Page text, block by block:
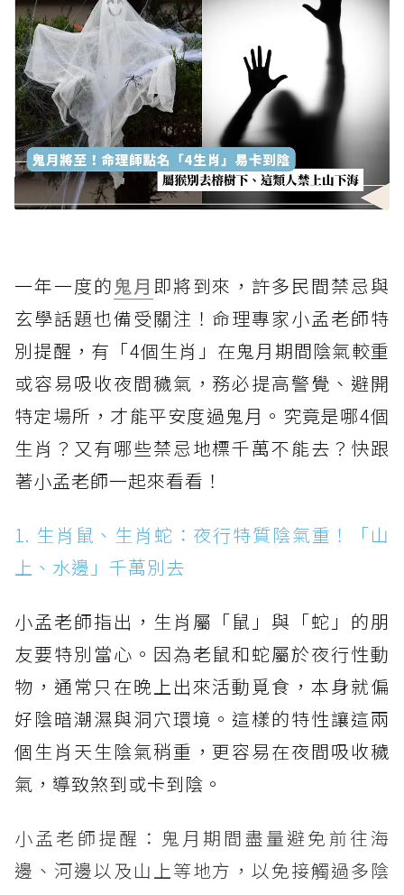
一年一度的鬼月 即將到來，許多民間禁忌與
玄學話題也備受關注！命理專家小孟老師特
別提醒，有「4個生肖」在鬼月期間陰氣較重
或容易吸收夜間穢氣，務必提高警覺、避開
特定場所，才能平安度過鬼月。究竟是哪4個
生肖？又有哪些禁忌地標千萬不能去？快跟
著小孟老師一起來看看！
1. 生肖鼠、生肖蛇：夜行特質陰氣重！「山
上、水邊」千萬別去
小孟老師指出，生肖屬「鼠」與「蛇」的朋
友要特別當心。因為老鼠和蛇屬於夜行性動
物，通常只在晚上出來活動覓食，本身就偏
好陰暗潮濕與洞穴環境。這樣的特性讓這兩
個生肖天生陰氣稍重，更容易在夜間吸收穢
氣，導致煞到或卡到陰。
小孟老師提醒：鬼月期間盡量避免前往海
邊、河邊以及山上等地方，以免接觸過多陰